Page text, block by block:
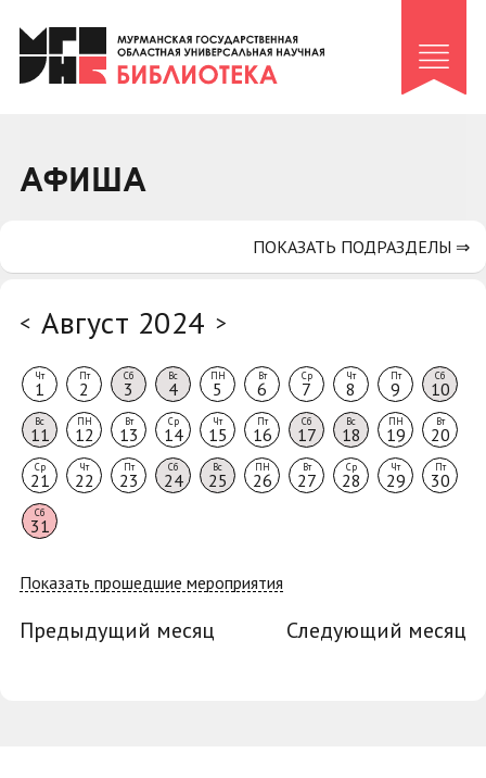
Клуб «Гиря и сельдерей»
Клуб «Семейный архив»
Коллегам
АФИША
< Август 2024 >
Чт
1
Пт
2
Сб
3
Вс
4
ПН
5
Вт
6
Ср
7
Чт
8
Пт
9
Сб
10
Вс
11
ПН
12
Вт
13
Ср
14
Чт
15
Пт
16
Сб
17
Вс
18
ПН
19
Вт
20
Ср
21
Чт
22
Пт
23
Сб
24
Вс
25
ПН
26
Вт
27
Ср
28
Чт
29
Пт
30
Сб
31
Показать прошедшие мероприятия
Предыдущий месяц Следующий месяц
ПОКАЗАТЬ ПОДРАЗДЕЛЫ ⇒